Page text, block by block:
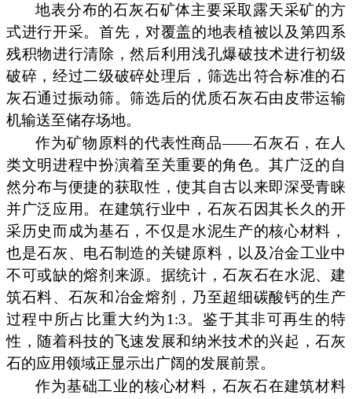
地表分布的石灰石矿体主要采取露天采矿的方
式进行开采。首先，对覆盖的地表植被以及第四系
残积物进行清除，然后利用浅孔爆破技术进行初级
破碎，经过二级破碎处理后，筛选出符合标准的石
灰石通过振动筛。筛选后的优质石灰石由皮带运输
机输送至储存场地。
作为矿物原料的代表性商品——石灰石，在人
类文明进程中扮演着至关重要的角色。其广泛的自
然分布与便捷的获取性，使其自古以来即深受青睐
并广泛应用。在建筑行业中，石灰石因其长久的开
采历史而成为基石，不仅是水泥生产的核心材料，
也是石灰、电石制造的关键原料，以及冶金工业中
不可或缺的熔剂来源。据统计，石灰石在水泥、建
筑石料、石灰和冶金熔剂，乃至超细碳酸钙的生产
过程中所占比重大约为1:3。鉴于其非可再生的特
性，随着科技的飞速发展和纳米技术的兴起，石灰
石的应用领域正显示出广阔的发展前景。
作为基础工业的核心材料，石灰石在建筑材料